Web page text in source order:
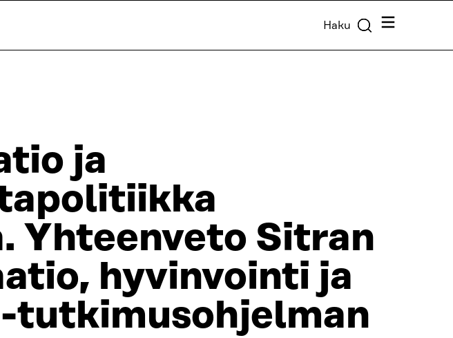
Haku Valikko
ja
Yhteenveto Sitran
hyvinvointi ja
tutkimusohjelman